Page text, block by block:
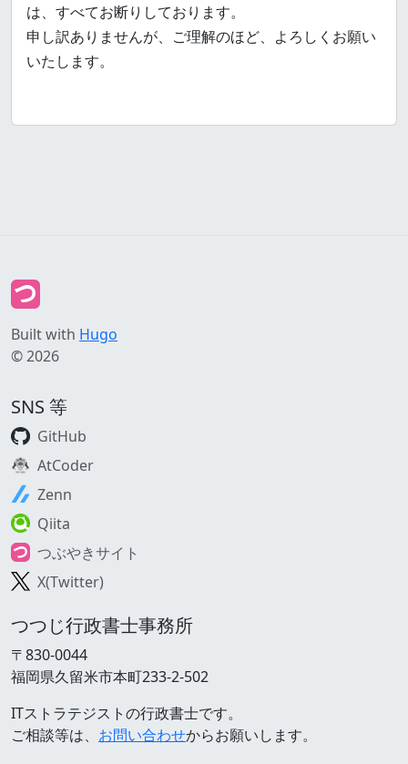
は、すべてお断りしております。
申し訳ありませんが、ご理解のほど、よろしくお願い
いたします。
Built with Hugo
© 2026
SNS 等
GitHub
AtCoder
Zenn
Qiita
つぶやきサイト
X(Twitter)
つつじ行政書士事務所
〒830-0044
福岡県久留米市本町233-2-502
ITストラテジストの行政書士です。
ご相談等は、 お問い合わせからお願いします。